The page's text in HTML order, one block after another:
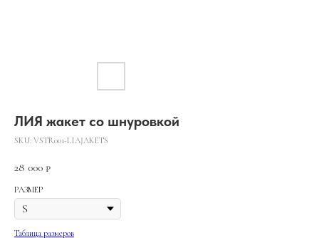
ЛИЯ жакет со шнуровкой
SKU: VSTR001-LIAJAKETS
28 000 ₽
РАЗМЕР
Таблица размеров